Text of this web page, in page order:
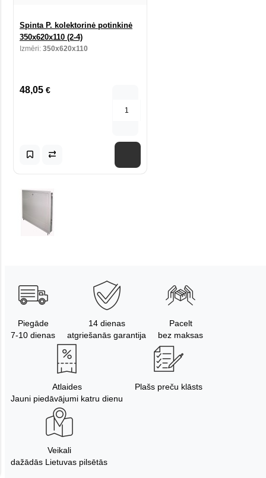
Spinta P. kolektorinė potinkinė
350x620x110 (2-4)
Izmēri: 350x620x110
48,05 €
Piegāde
7-10 dienas
14 dienas
atgriešanās garantija
Pacelt
bez maksas
Atlaides
Jauni piedāvājumi katru dienu
Plašs preču klāsts
Veikali
dažādās Lietuvas pilsētās